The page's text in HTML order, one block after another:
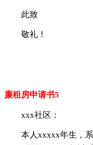
此致
敬礼！
廉租房申请书5
xxx社区：
本人xxxxx年生，